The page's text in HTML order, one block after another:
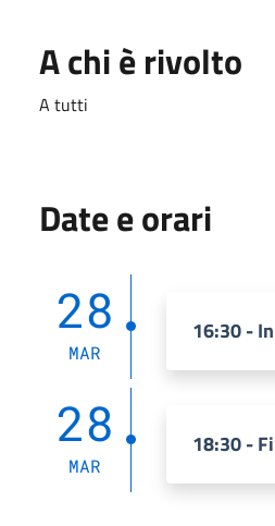
A chi è rivolto
A tutti
Date e orari
28
MAR
16:30 -
28
MAR
18:30 -